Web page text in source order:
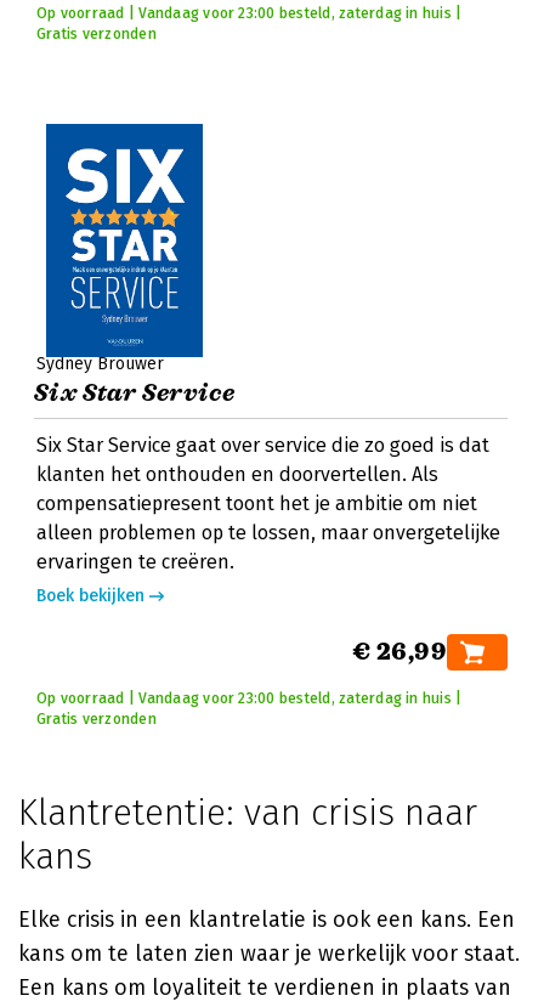
Op voorraad | Vandaag voor 23:00 besteld, zaterdag in huis |
Gratis verzonden
Sydney Brouwer
Six Star Service
Six Star Service gaat over service die zo goed is dat
klanten het onthouden en doorvertellen. Als
compensatiepresent toont het je ambitie om niet
alleen problemen op te lossen, maar onvergetelijke
ervaringen te creëren.
Boek bekijken
€ 26,99
Op voorraad | Vandaag voor 23:00 besteld, zaterdag in huis |
Gratis verzonden
Klantretentie: van crisis naar
kans
Elke crisis in een klantrelatie is ook een kans. Een
kans om te laten zien waar je werkelijk voor staat.
Een kans om loyaliteit te verdienen in plaats van